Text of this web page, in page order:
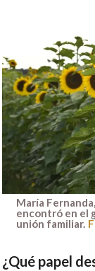
María
encontró en el
unión familiar.
¿Qué papel